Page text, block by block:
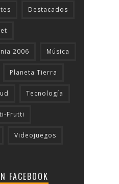
Destacados
2006 Música
Planeta Tierra
Tecnologí­a
Frutti
Videojuegos
FACEBOOK